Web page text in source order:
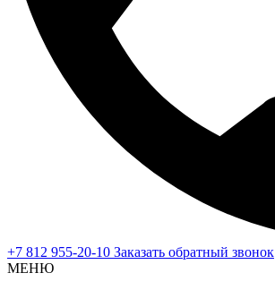
+7 812 955-20-10 Заказать обратный звонок
МЕНЮ